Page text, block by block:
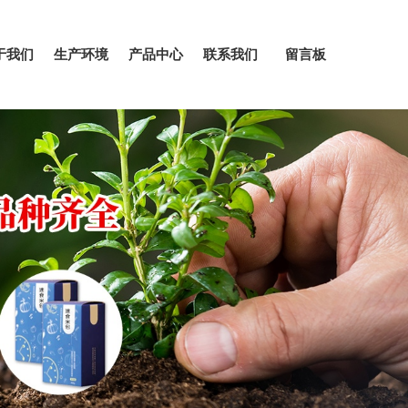
我们 生产环境 产品中心 联系我们 留言板